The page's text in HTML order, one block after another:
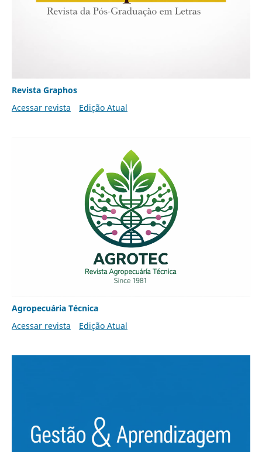
Revista Graphos
Acessar revista
Edição Atual
Agropecuária Técnica
Acessar revista
Edição Atual